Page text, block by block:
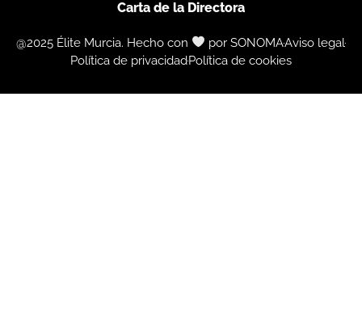
Carta de la Directora
@2025 Élite Murcia. Hecho con por SONOMAAviso legal
Política de privacidadPolítica de cookies